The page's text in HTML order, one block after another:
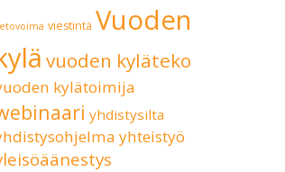
viestintä Vuoden
vuoden kyläteko
kylätoimija
yhdistysilta
yhteistyö